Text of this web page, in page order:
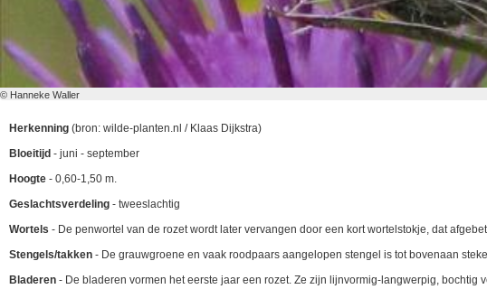
© Hanneke Waller
Herkenning (bron: wilde-planten.nl / Klaas Dijkstra)
Bloeitijd - juni - september
Hoogte - 0,60-1,50 m.
Geslachtsverdeling - tweeslachtig
Wortels - De penwortel van de rozet wordt later vervangen door een kort wortelstokje, dat
Stengels/takken - De grauwgroene en vaak roodpaars aangelopen stengel is tot bovenaan
Bladeren - De bladeren vormen het eerste jaar een rozet. Ze zijn lijnvormig-langwerpig,